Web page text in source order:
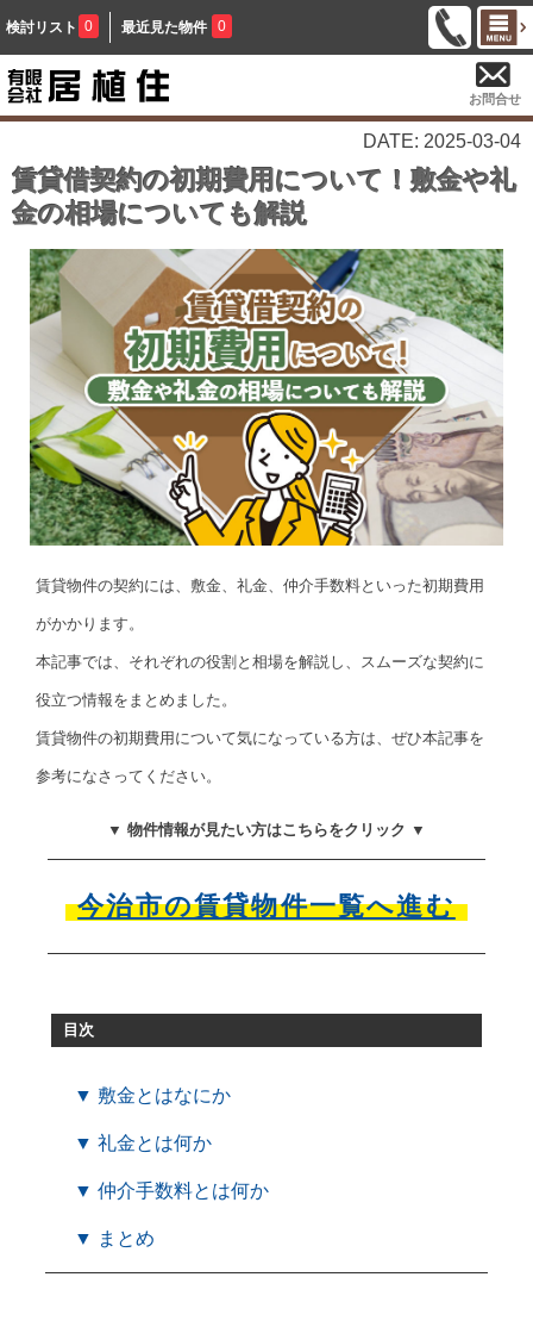
検討リスト 0 最近見た物件 0
お問合せ
DATE: 2025-03-04
賃貸借契約の初期費用について！敷金や礼
金の相場についても解説
賃貸物件の契約には、敷金、礼金、仲介手数料といった初期費用
がかかります。
本記事では、それぞれの役割と相場を解説し、スムーズな契約に
役立つ情報をまとめました。
賃貸物件の初期費用について気になっている方は、ぜひ本記事を
参考になさってください。
▼ 物件情報が見たい方はこちらをクリック ▼
今治市の賃貸物件一覧へ進む
目次
▼ 敷金とはなにか
▼ 礼金とは何か
▼ 仲介手数料とは何か
▼ まとめ